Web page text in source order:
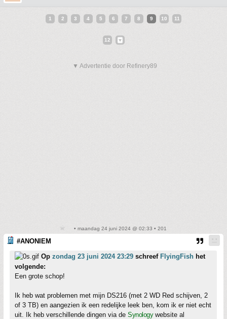
1 2 3 4 5 6 7 8 9 10 11
12
▼ Advertentie door Refinery89
• maandag 24 juni 2024 @ 02:33 • 201
#ANONIEM
Op zondag 23 juni 2024 23:29 schreef FlyingFish het
volgende:
Een grote schop!
Ik heb wat problemen met mijn DS216 (met 2 WD Red schijven, 2
of 3 TB) en aangezien ik een redelijke leek ben, kom ik er niet echt
uit. Ik heb verschillende dingen via de Synologywebsite al